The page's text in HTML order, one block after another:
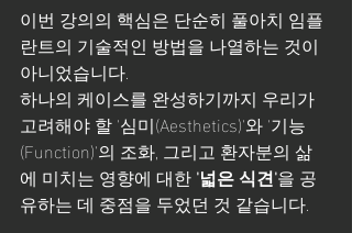
이번 강의의 핵심은 단순히 풀아치 임플
란트의 기술적인 방법을 나열하는 것이
아니었습니다.
하나의 케이스를 완성하기까지 우리가
고려해야 할 '심미(Aesthetics)'와 '기능
(Function)'의 조화, 그리고 환자분의 삶
에 미치는 영향에 대한 '넓은 식견'을 공
유하는 데 중점을 두었던 것 같습니다.